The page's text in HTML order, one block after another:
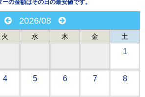
ーの金額はその日の最安値です。
2026/08
火 水 木 金 土
1
4 5 6 7 8